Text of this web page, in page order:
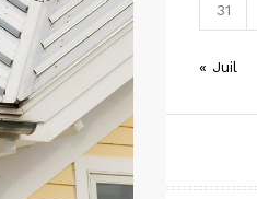
31
« Juil